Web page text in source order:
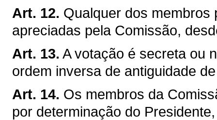
Art. 12. Qualquer dos membros
apreciadas pela Comissão,
Art. 13. A votação é secreta ou
ordem inversa de antiguidade
Art. 14. Os membros da
por determinação do